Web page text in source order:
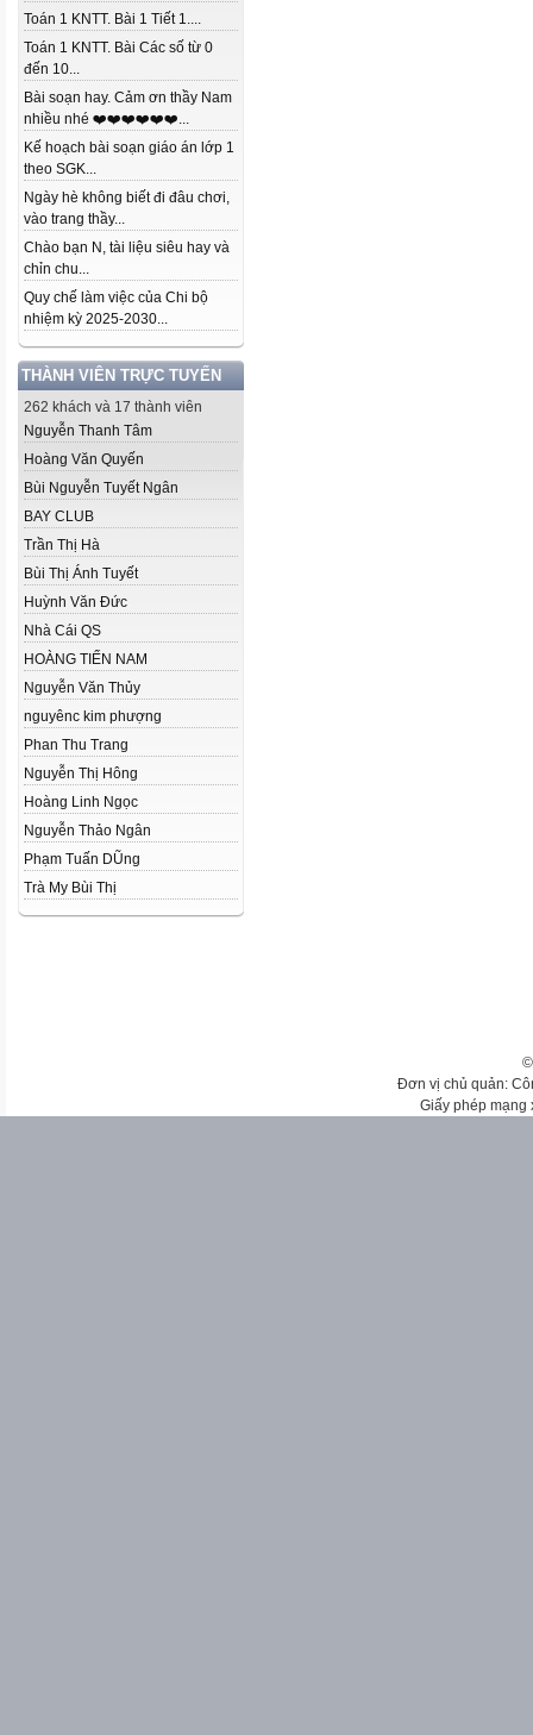
Toán 1 KNTT. Bài 1 Tiết 1....
Toán 1 KNTT. Bài Các số từ 0
đến 10...
Bài soạn hay. Cảm ơn thầy Nam
nhiều nhé ❤️❤️❤️❤️❤️❤️...
Kế hoạch bài soạn giáo án lớp 1
theo SGK...
Ngày hè không biết đi đâu chơi,
vào trang thầy...
Chào bạn N, tài liệu siêu hay và
chỉn chu...
Quy chế làm việc của Chi bộ
nhiệm kỳ 2025-2030...
THÀNH VIÊN TRỰC TUYẾN
262 khách và 17 thành viên
Nguyễn Thanh Tâm
Hoàng Văn Quyến
Bùi Nguyễn Tuyết Ngân
BAY CLUB
Trần Thị Hà
Bùi Thị Ánh Tuyết
Huỳnh Văn Đức
Nhà Cái QS
HOÀNG TIẾN NAM
Nguyễn Văn Thủy
nguyênc kim phượng
Phan Thu Trang
Nguyễn Thị Hông
Hoàng Linh Ngọc
Nguyễn Thảo Ngân
Phạm Tuấn DŨng
Trà My Bùi Thị
Đơn vị chủ quản:
Giấy phép mạng